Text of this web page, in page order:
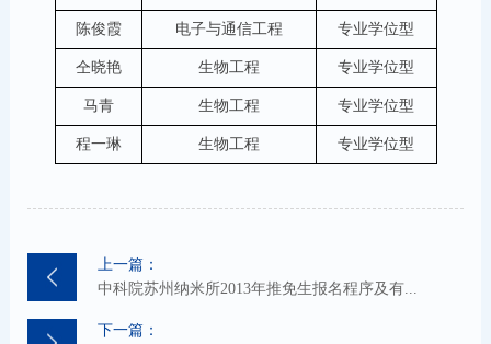
陈俊霞 电子与通信工程 专业学位型
仝晓艳 生物工程 专业学位型
马青 生物工程 专业学位型
程一琳 生物工程 专业学位型
上一篇：
中科院苏州纳米所2013年推免生报名程序及有...
下一篇：